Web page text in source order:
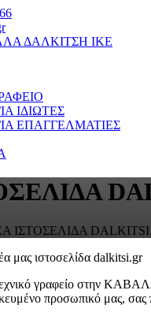
ΙΔΙΩΤΕΣ
ΕΠΑΓΓΕΛΜΑΤΙΕΣ
ΙΣΤΟΣΕΛΙΔΑ
μας ιστοσελίδα dalkitsi.gr
γραφείο στην
προσωπικό μας,